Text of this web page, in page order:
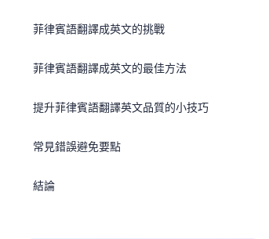
菲律賓語翻譯成英文的挑戰
菲律賓語翻譯成英文的最佳方法
提升菲律賓語翻譯英文品質的小技巧
常見錯誤避免要點
結論